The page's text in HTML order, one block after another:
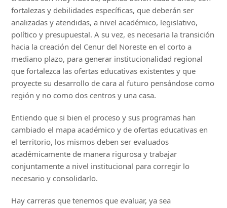
fortalezas y debilidades específicas, que deberán ser
analizadas y atendidas, a nivel académico, legislativo,
político y presupuestal. A su vez, es necesaria la transición
hacia la creación del Cenur del Noreste en el corto a
mediano plazo, para generar institucionalidad regional
que fortalezca las ofertas educativas existentes y que
proyecte su desarrollo de cara al futuro pensándose como
región y no como dos centros y una casa.
Entiendo que si bien el proceso y sus programas han
cambiado el mapa académico y de ofertas educativas en
el territorio, los mismos deben ser evaluados
académicamente de manera rigurosa y trabajar
conjuntamente a nivel institucional para corregir lo
necesario y consolidarlo.
Hay carreras que tenemos que evaluar, ya sea